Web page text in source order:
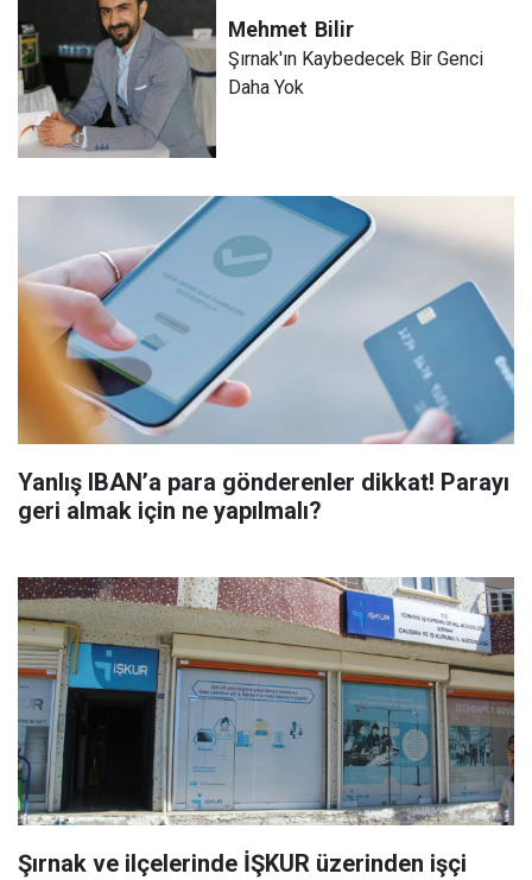
Mehmet Bilir
Şırnak'ın Kaybedecek Bir Genci
Daha Yok
Yanlış IBAN’a para gönderenler dikkat! Parayı
geri almak için ne yapılmalı?
Şırnak ve ilçelerinde İŞKUR üzerinden işçi